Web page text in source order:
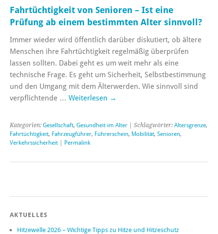
Fahrtüchtigkeit von Senioren – Ist eine
Prüfung ab einem bestimmten Alter sinnvoll?
Immer wieder wird öffentlich darüber diskutiert, ob ältere
Menschen ihre Fahrtüchtigkeit regelmäßig überprüfen
lassen sollten. Dabei geht es um weit mehr als eine
technische Frage. Es geht um Sicherheit, Selbstbestimmung
und den Umgang mit dem Älterwerden. Wie sinnvoll sind
verpflichtende … Weiterlesen →
Kategorien: Gesellschaft, Gesundheit im Alter | Schlagwörter: Altersgrenze,
Fahrtüchtigkeit, Fahrzeugführer, Führerschein, Mobilität, Senioren,
Verkehrssicherheit
Permalink
AKTUELLES
Hitzewelle 2026 – Wichtige Tipps zu Hitze und Hitzeschutz